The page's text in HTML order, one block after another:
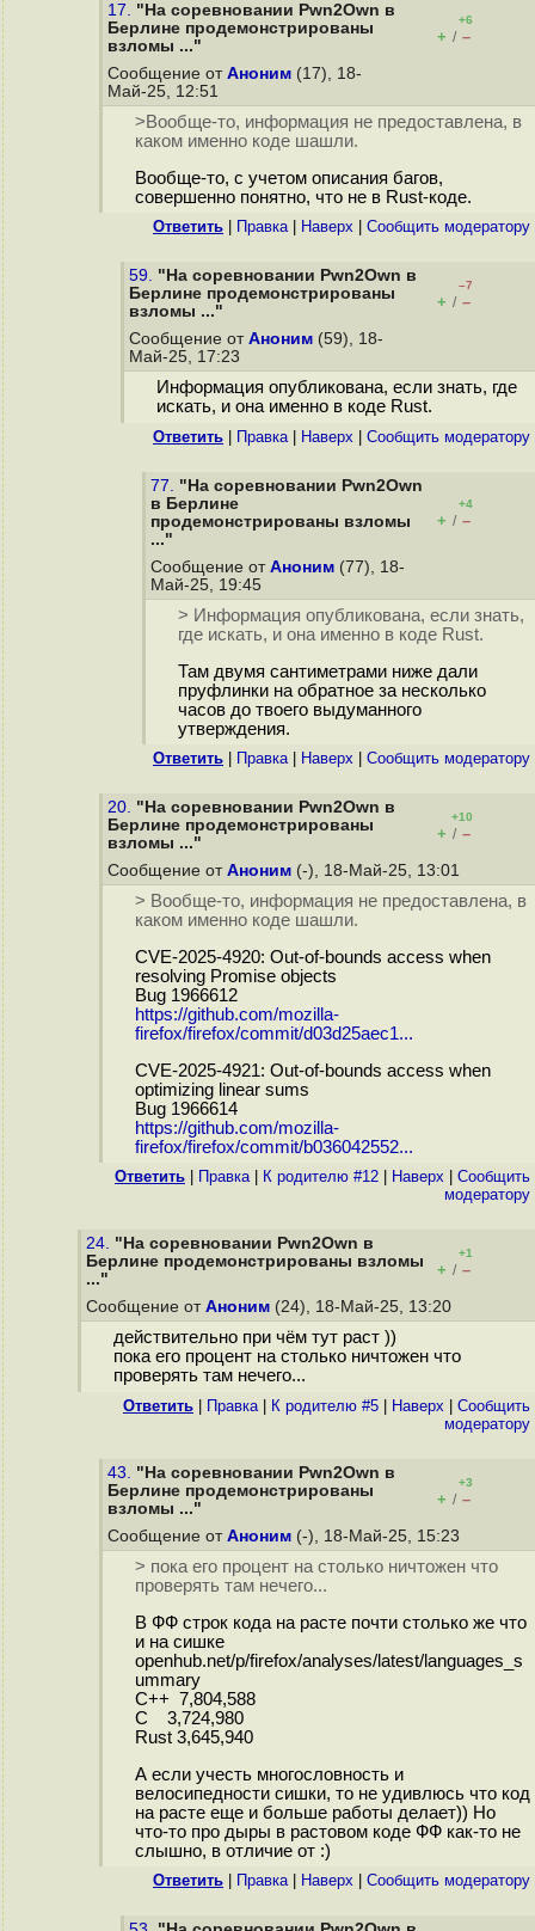
17. "На соревновании Pwn2Own в
Берлине продемонстрированы
взломы ..."
+6
+ / –
Сообщение от Аноним (17), 18-
Май-25, 12:51
>Вообще-то, информация не предоставлена, в
каком именно коде шашли.
Вообще-то, с учетом описания багов,
совершенно понятно, что не в Rust-коде.
Ответить Правка| Наверх Cообщить модератору
59. "На соревновании Pwn2Own в
Берлине продемонстрированы
взломы ..."
–7
+ / –
Сообщение от Аноним (59), 18-
Май-25, 17:23
Информация опубликована, если знать, где
искать, и она именно в коде Rust.
Ответить Правка| Наверх Cообщить модератору
77. "На соревновании Pwn2Own
в Берлине
продемонстрированы взломы
..."
+4
+ / –
Сообщение от Аноним (77), 18-
Май-25, 19:45
> Информация опубликована, если знать,
где искать, и она именно в коде Rust.
Там двумя сантиметрами ниже дали
пруфлинки на обратное за несколько
часов до твоего выдуманного
утверждения.
Ответить Правка| Наверх Cообщить модератору
20. "На соревновании Pwn2Own в
Берлине продемонстрированы
взломы ..."
+10
+ / –
Сообщение от Аноним (-), 18-Май-25, 13:01
> Вообще-то, информация не предоставлена, в
каком именно коде шашли.
CVE-2025-4920: Out-of-bounds access when
resolving Promise objects
Bug 1966612
https://github.com/mozilla-
firefox/firefox/commit/d03d25aec1...
CVE-2025-4921: Out-of-bounds access when
optimizing linear sums
Bug 1966614
https://github.com/mozilla-
firefox/firefox/commit/b036042552...
Ответить Правка| К родителю #12 Наверх
Cообщить
модератору
24. "На соревновании Pwn2Own в
Берлине продемонстрированы взломы
..."
+1
+ / –
Сообщение от Аноним (24), 18-Май-25, 13:20
действительно при чём тут раст ))
пока его процент на столько ничтожен что
проверять там нечего...
Ответить Правка| К родителю #5 Наверх
Cообщить
модератору
43. "На соревновании Pwn2Own в
Берлине продемонстрированы
взломы ..."
+3
+ / –
Сообщение от Аноним (-), 18-Май-25, 15:23
> пока его процент на столько ничтожен что
проверять там нечего...
В ФФ строк кода на расте почти столько же что
и на сишке
openhub.net/p/firefox/analyses/latest/languages_s
ummary
C++ 7,804,588
C 3,724,980
Rust 3,645,940
А если учесть многословность и
велосипедности сишки, то не удивлюсь что код
на расте еще и больше работы делает)) Но
что-то про дыры в растовом коде ФФ как-то не
слышно, в отличие от :)
Ответить Правка| Наверх Cообщить модератору